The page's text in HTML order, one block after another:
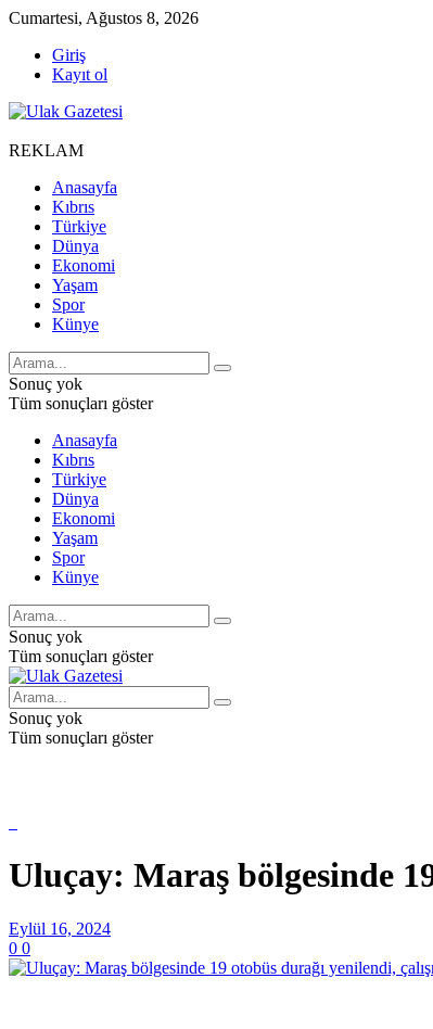
Cumartesi, Ağustos 8, 2026
Giriş
Kayıt ol
REKLAM
Anasayfa
Kıbrıs
Türkiye
Dünya
Ekonomi
Yaşam
Spor
Künye
Sonuç yok
Tüm sonuçları göster
Anasayfa
Kıbrıs
Türkiye
Dünya
Ekonomi
Yaşam
Spor
Künye
Sonuç yok
Tüm sonuçları göster
Sonuç yok
Tüm sonuçları göster
Uluçay: Maraş bölgesinde
Eylül 16, 2024
0 0